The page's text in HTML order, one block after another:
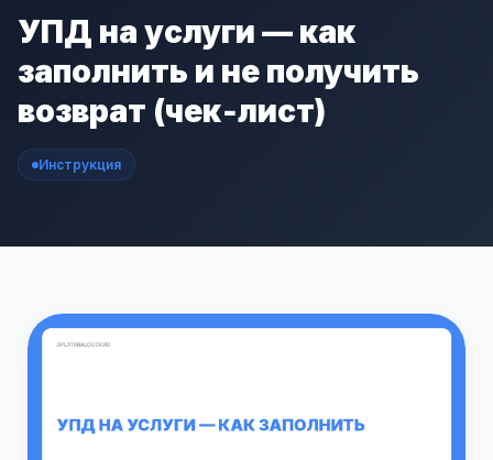
УПД на услуги — как
заполнить и не получить
возврат (чек‑лист)
Инструкция